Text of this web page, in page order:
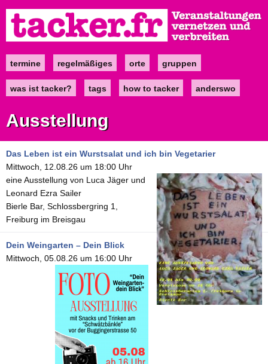
zum
Inhalt
Maintermine regelmäßiges orte gruppen
was ist tacker? tags how to tacker anderswo
Ausstellung
Das Leben ist ein Wurstsalat und ich bin Vegetarier
Mittwoch, 12.08.26 um 18:00 Uhr
eine Ausstellung von Luca Jäger und
Leonard Ezra Sailer
Bierle Bar, Schlossbergring 1,
Freiburg im Breisgau
Dein Weingarten – Dein Blick
Mittwoch, 05.08.26 um 16:00 Uhr